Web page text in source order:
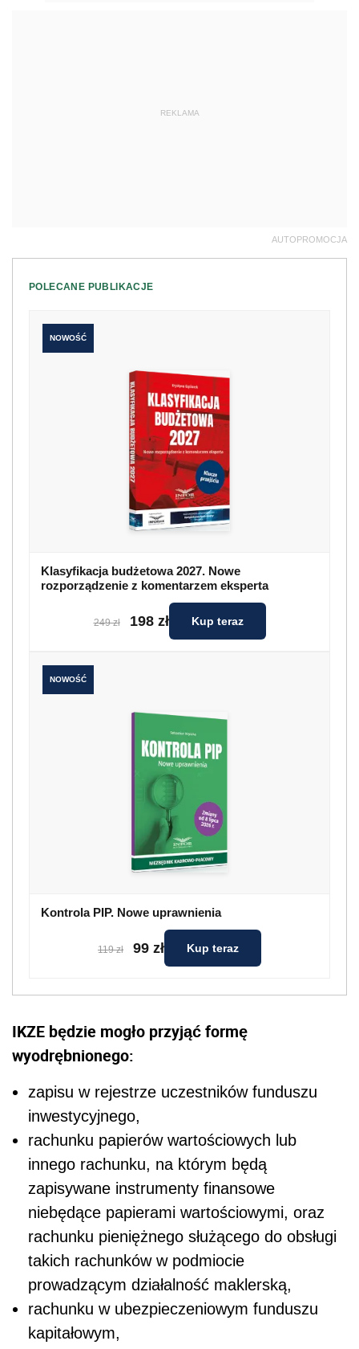
REKLAMA
AUTOPROMOCJA
POLECANE PUBLIKACJE
NOWOŚĆ
Klasyfikacja budżetowa 2027. Nowe
rozporządzenie z komentarzem eksperta
249 zł 198 zł Kup teraz
NOWOŚĆ
Kontrola PIP. Nowe uprawnienia
119 zł 99 zł Kup teraz
IKZE będzie mogło przyjąć formę
wyodrębnionego:
zapisu w rejestrze uczestników funduszu
inwestycyjnego,
rachunku papierów wartościowych lub
innego rachunku, na którym będą
zapisywane instrumenty finansowe
niebędące papierami wartościowymi, oraz
rachunku pieniężnego służącego do obsługi
takich rachunków w podmiocie
prowadzącym działalność maklerską,
rachunku w ubezpieczeniowym funduszu
kapitałowym,